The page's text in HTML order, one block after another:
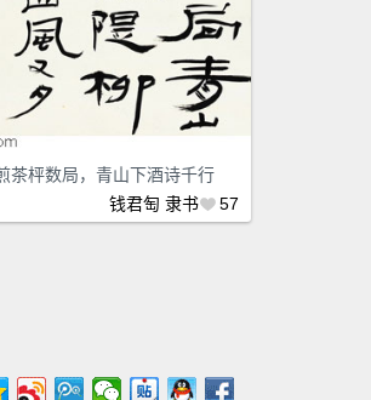
茶枰数局，青山下酒诗千行
钱君匋 隶书 57